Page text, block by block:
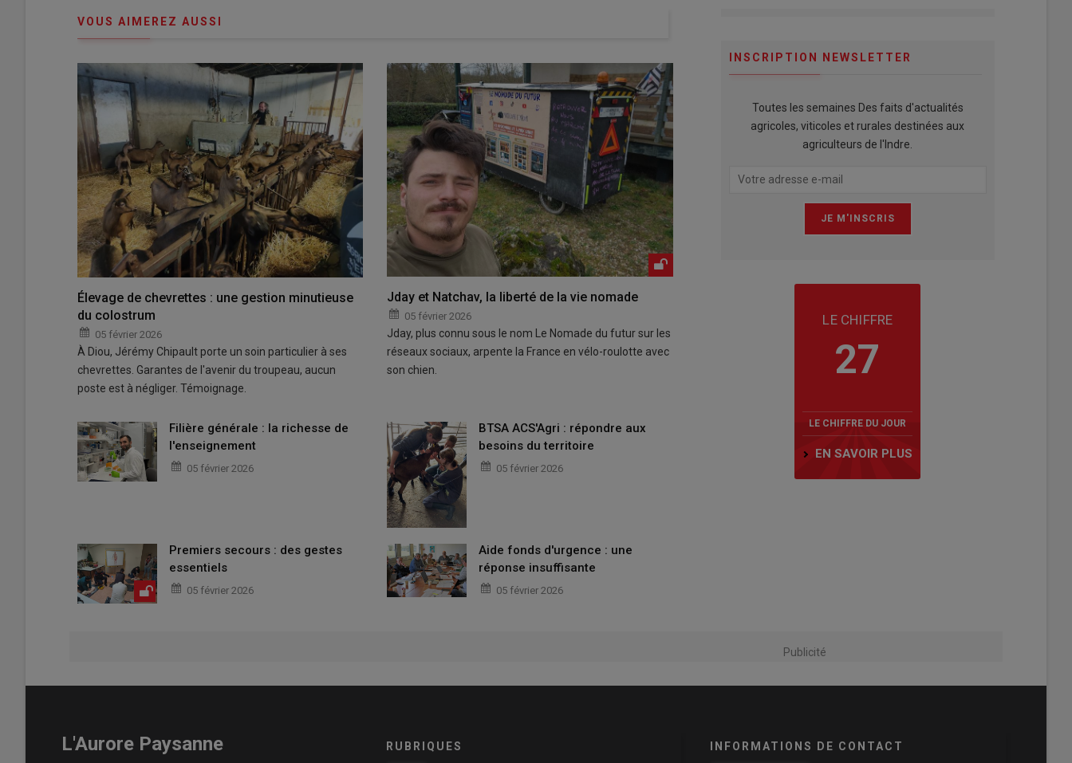
VOUS AIMEREZ AUSSI
Élevage de chevrettes : une gestion minutieuse
du colostrum
05 février 2026
À Diou, Jérémy Chipault porte un soin particulier à ses
chevrettes. Garantes de l'avenir du troupeau, aucun
poste est à négliger. Témoignage.
Jday et Natchav, la liberté de la vie nomade
05 février 2026
Jday, plus connu sous le nom Le Nomade du futur sur les
réseaux sociaux, arpente la France en vélo-roulotte avec
son chien.
Filière générale : la richesse de
l'enseignement
05 février 2026
BTSA ACS'Agri : répondre aux
besoins du territoire
05 février 2026
Premiers secours : des gestes
essentiels
05 février 2026
Aide fonds d'urgence : une
réponse insuffisante
05 février 2026
INSCRIPTION NEWSLETTER
Toutes les semaines Des faits d'actualités
agricoles, viticoles et rurales destinées aux
agriculteurs de l'Indre.
LE CHIFFRE
27
LE CHIFFRE DU JOUR
EN SAVOIR PLUS
Publicité
L'Aurore Paysanne RUBRIQUES INFORMATIONS DE CONTACT